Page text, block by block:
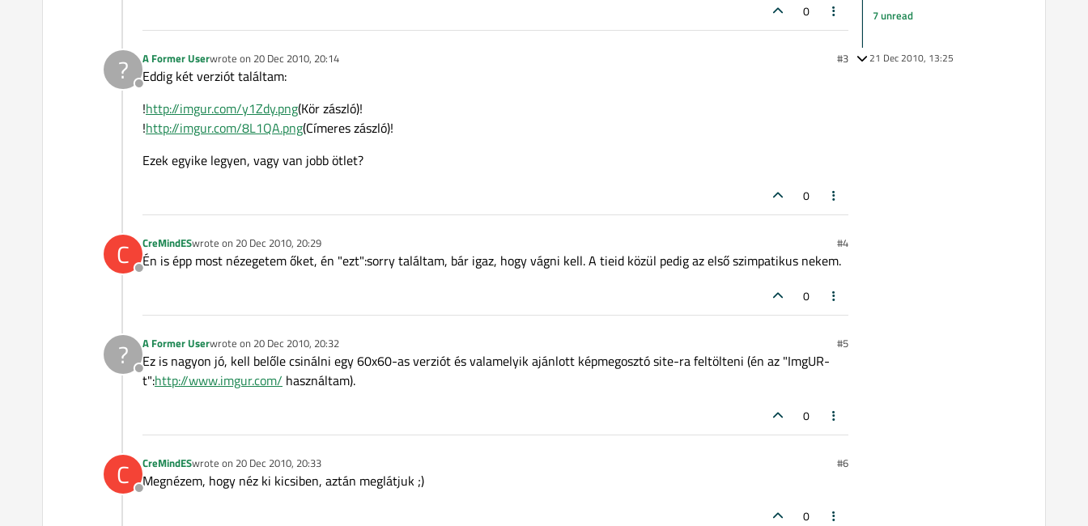
0
?
Offline
A Former Userwrote on 20 Dec 2010, 20:14
last edited by #3
Eddig két verziót találtam:
!http://imgur.com/y1Zdy.png(Kör zászló)!
!http://imgur.com/8L1QA.png(Címeres zászló)!
Ezek egyike legyen, vagy van jobb ötlet?
0
C
Offline
CreMindESwrote on 20 Dec 2010, 20:29
last edited by #4
Én is épp most nézegetem őket, én "ezt":sorry találtam, bár igaz, hogy vágni kell. A tieid közül pedig az első szimpatikus nekem.
0
?
Offline
A Former Userwrote on 20 Dec 2010, 20:32
last edited by #5
Ez is nagyon jó, kell belőle csinálni egy 60x60-as verziót és valamelyik ajánlott képmegosztó site-ra feltölteni (én az "ImgUR-
t":http://www.imgur.com/ használtam).
0
C
Offline
CreMindESwrote on 20 Dec 2010, 20:33
last edited by #6
Megnézem, hogy néz ki kicsiben, aztán meglátjuk ;)
0
7 unread
21 Dec 2010, 13:25